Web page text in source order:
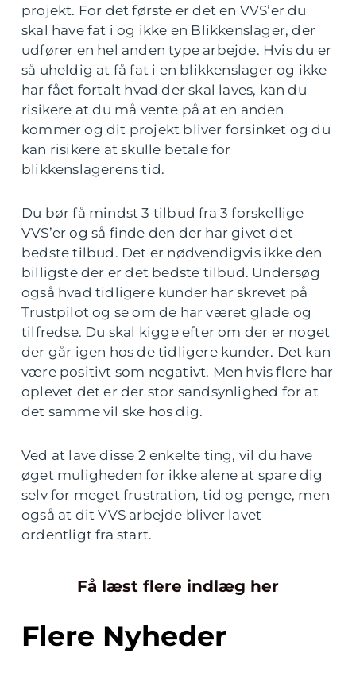
projekt. For det første er det en VVS’er du
skal have fat i og ikke en Blikkenslager, der
udfører en hel anden type arbejde. Hvis du er
så uheldig at få fat i en blikkenslager og ikke
har fået fortalt hvad der skal laves, kan du
risikere at du må vente på at en anden
kommer og dit projekt bliver forsinket og du
kan risikere at skulle betale for
blikkenslagerens tid.
Du bør få mindst 3 tilbud fra 3 forskellige
VVS’er og så finde den der har givet det
bedste tilbud. Det er nødvendigvis ikke den
billigste der er det bedste tilbud. Undersøg
også hvad tidligere kunder har skrevet på
Trustpilot og se om de har været glade og
tilfredse. Du skal kigge efter om der er noget
der går igen hos de tidligere kunder. Det kan
være positivt som negativt. Men hvis flere har
oplevet det er der stor sandsynlighed for at
det samme vil ske hos dig.
Ved at lave disse 2 enkelte ting, vil du have
øget muligheden for ikke alene at spare dig
selv for meget frustration, tid og penge, men
også at dit VVS arbejde bliver lavet
ordentligt fra start.
Få læst flere indlæg her
Flere Nyheder